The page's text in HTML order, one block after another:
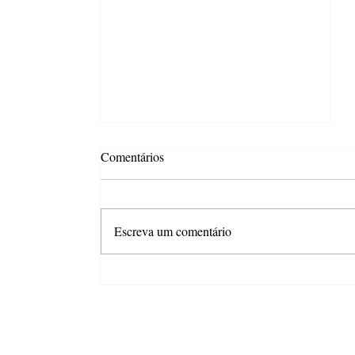
Comentários
Escreva um comentário